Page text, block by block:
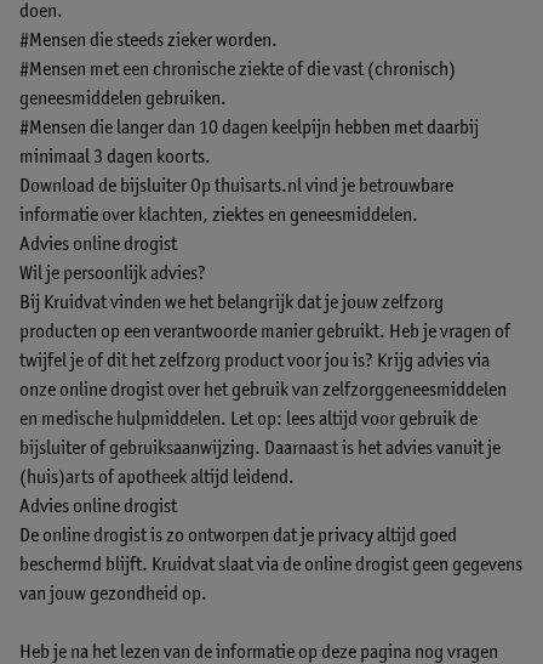
doen.
#Mensen die steeds zieker worden.
#Mensen met een chronische ziekte of die vast (chronisch)
geneesmiddelen gebruiken.
#Mensen die langer dan 10 dagen keelpijn hebben met daarbij
minimaal 3 dagen koorts.
Download de bijsluiter Op thuisarts.nl vind je betrouwbare
informatie over klachten, ziektes en geneesmiddelen.
Advies online drogist
Wil je persoonlijk advies?
Bij Kruidvat vinden we het belangrijk dat je jouw zelfzorg
producten op een verantwoorde manier gebruikt. Heb je vragen of
twijfel je of dit het zelfzorg product voor jou is? Krijg advies via
onze online drogist over het gebruik van zelfzorggeneesmiddelen
en medische hulpmiddelen. Let op: lees altijd voor gebruik de
bijsluiter of gebruiksaanwijzing. Daarnaast is het advies vanuit je
(huis)arts of apotheek altijd leidend.
Advies online drogist
De online drogist is zo ontworpen dat je privacy altijd goed
beschermd blijft. Kruidvat slaat via de online drogist geen gegevens
van jouw gezondheid op.
Heb je na het lezen van de informatie op deze pagina nog vragen